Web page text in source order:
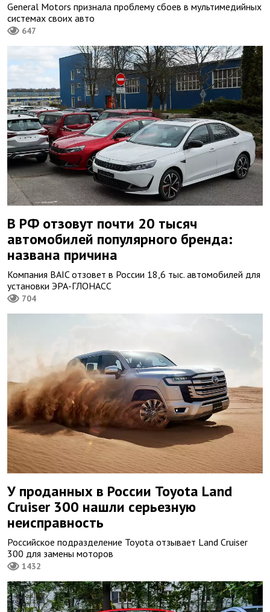
General Motors признала проблему сбоев в мультимедийных
системах своих авто
647
В РФ отзовут почти 20 тысяч
автомобилей популярного бренда:
названа причина
Компания BAIC отзовет в России 18,6 тыс. автомобилей для
установки ЭРА-ГЛОНАСС
704
У проданных в России Toyota Land
Cruiser 300 нашли серьезную
неисправность
Российское подразделение Toyota отзывает Land Cruiser
300 для замены моторов
1432